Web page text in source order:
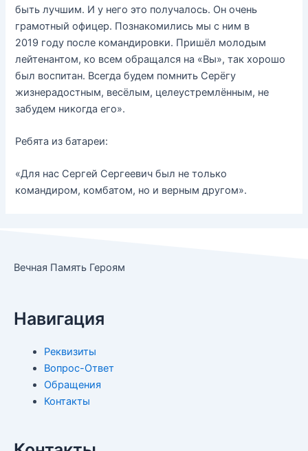
быть лучшим. И у него это получалось. Он очень
грамотный офицер. Познакомились мы с ним в
2019 году после командировки. Пришёл молодым
лейтенантом, ко всем обращался на «Вы», так хорошо
был воспитан. Всегда будем помнить Серёгу
жизнерадостным, весёлым, целеустремлённым, не
забудем никогда его».
Ребята из батареи:
«Для нас Сергей Сергеевич был не только
командиром, комбатом, но и верным другом».
Вечная Память Героям
Навигация
Реквизиты
Вопрос-Ответ
Обращения
Контакты